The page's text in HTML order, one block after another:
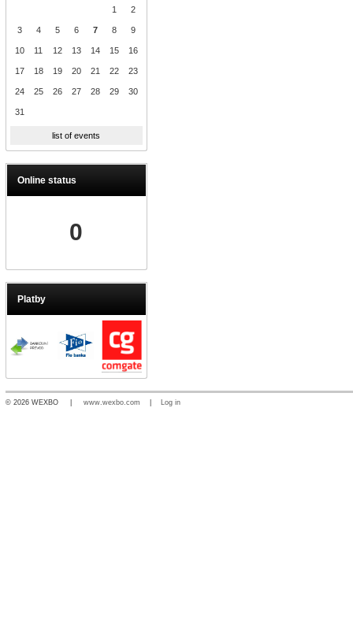
1 2
3 4 5 6 7 8 9
10 11 12 13 14 15 16
17 18 19 20 21 22 23
24 25 26 27 28 29 30
31
list of events
Online status
0
Platby
© 2026 WEXBO | www.wexbo.com Log in